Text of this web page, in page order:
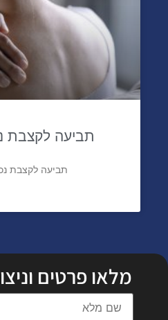
תביעה לקצבת
תביעה לקצבת
מלאו פרטים